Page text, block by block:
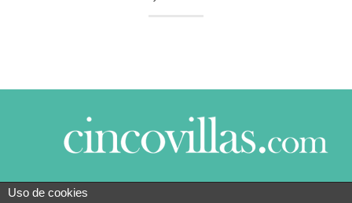
© 2014 CINCO VILLAS CONTIGO DESDE EL AÑO
Uso de cookies